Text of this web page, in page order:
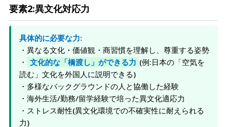
要素2:異文化対応力
具体的に必要な力:
・異なる文化・価値観・商習慣を理解し、尊重する姿勢
・ 文化的な「橋渡し」ができる力 (例:日本の「空気を
読む」文化を外国人に説明できる)
・多様なバックグラウンドの人と協働した経験
・海外生活/勤務/留学経験で培った異文化適応力
・ストレス耐性(異文化環境での不確実性に耐えられる
力)